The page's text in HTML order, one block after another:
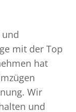
mit der Top
hat
Wir
und